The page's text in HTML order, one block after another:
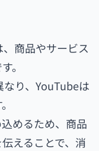
商品やサービス
。
り、YouTubeは
めるため、商品
えることで、消